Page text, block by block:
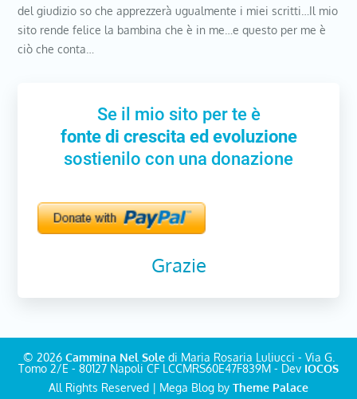
del giudizio so che apprezzerà ugualmente i miei scritti…Il mio
sito rende felice la bambina che è in me…e questo per me è
ciò che conta…
Se il mio sito per te è
fonte di crescita ed evoluzione
sostienilo con una donazione
Grazie
© 2026 Cammina Nel Soledi Maria Rosaria Luliucci - Via G.
Tomo 2/E - 80127 Napoli CF LCCMRS60E47F839M - Dev IOCOS
All Rights Reserved | Mega Blog by Theme Palace